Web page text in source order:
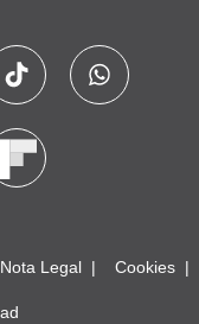
Nota Legal Cookies